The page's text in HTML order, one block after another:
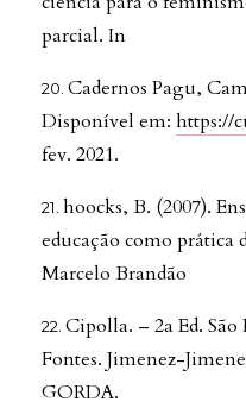
parcial. In
Cadernos Pagu,
Disponível em: https://
fev. 2021.
hoocks, B. (2007).
educação como prática
Marcelo Brandão
Cipolla. – 2a Ed.
Fontes. Jimenez-
GORDA.